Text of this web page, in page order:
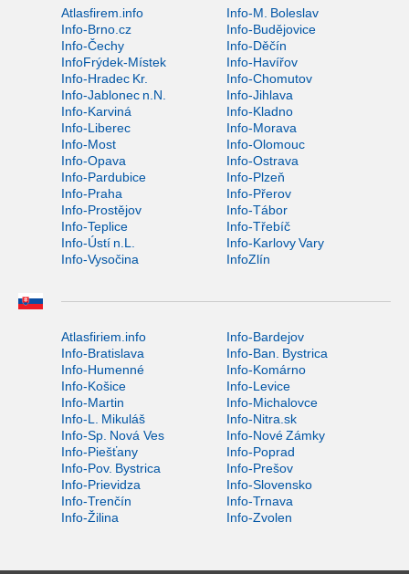
Atlasfirem.info
Info-M. Boleslav
Info-Brno.cz
Info-Budějovice
Info-Čechy
Info-Děčín
InfoFrýdek-Místek
Info-Havířov
Info-Hradec Kr.
Info-Chomutov
Info-Jablonec n.N.
Info-Jihlava
Info-Karviná
Info-Kladno
Info-Liberec
Info-Morava
Info-Most
Info-Olomouc
Info-Opava
Info-Ostrava
Info-Pardubice
Info-Plzeň
Info-Praha
Info-Přerov
Info-Prostějov
Info-Tábor
Info-Teplice
Info-Třebíč
Info-Ústí n.L.
Info-Karlovy Vary
Info-Vysočina
InfoZlín
Atlasfiriem.info
Info-Bardejov
Info-Bratislava
Info-Ban. Bystrica
Info-Humenné
Info-Komárno
Info-Košice
Info-Levice
Info-Martin
Info-Michalovce
Info-L. Mikuláš
Info-Nitra.sk
Info-Sp. Nová Ves
Info-Nové Zámky
Info-Piešťany
Info-Poprad
Info-Pov. Bystrica
Info-Prešov
Info-Prievidza
Info-Slovensko
Info-Trenčín
Info-Trnava
Info-Žilina
Info-Zvolen